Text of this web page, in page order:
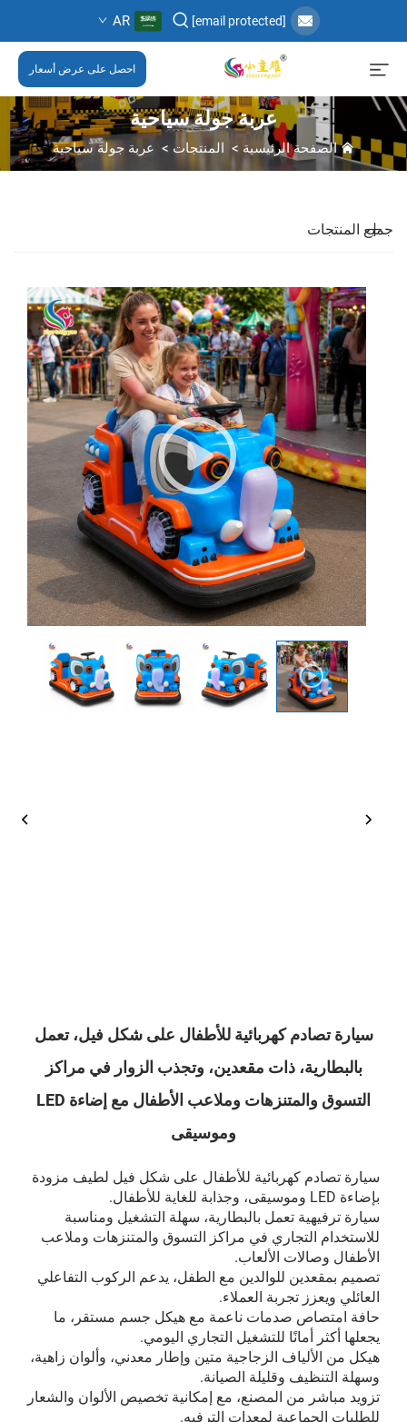
[email protected]
AR
احصل على عرض أسعار
عربة جولة سياحية
الصفحة الرئيسية > المنتجات > عربة جولة سياحية
جميع المنتجات
سيارة تصادم كهربائية للأطفال على شكل فيل، تعمل
بالبطارية، ذات مقعدين، وتجذب الزوار في مراكز
التسوق والمتنزهات وملاعب الأطفال مع إضاءة LED
وموسيقى
سيارة تصادم كهربائية للأطفال على شكل فيل لطيف مزودة
بإضاءة LED وموسيقى، وجذابة للغاية للأطفال.
سيارة ترفيهية تعمل بالبطارية، سهلة التشغيل ومناسبة
للاستخدام التجاري في مراكز التسوق والمتنزهات وملاعب
الأطفال وصالات الألعاب.
تصميم بمقعدين للوالدين مع الطفل، يدعم الركوب التفاعلي
العائلي ويعزز تجربة العملاء.
حافة امتصاص صدمات ناعمة مع هيكل جسم مستقر، ما
يجعلها أكثر أمانًا للتشغيل التجاري اليومي.
هيكل من الألياف الزجاجية متين وإطار معدني، وألوان زاهية،
وسهلة التنظيف وقليلة الصيانة.
تزويد مباشر من المصنع، مع إمكانية تخصيص الألوان والشعار
للطلبات الجماعية لمعدات الترفيه.